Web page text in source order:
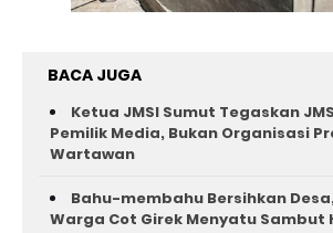
BACA JUGA
Ketua JMSI Sumut Tegaskan
Pemilik Media, Bukan Organisasi
Wartawan
Bahu-membahu Bersihkan
Warga Cot Girek Menyatu Sambut